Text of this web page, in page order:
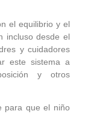
el equilibrio y el
incluso desde el
y cuidadores
este sistema a
y otros
para que el niño